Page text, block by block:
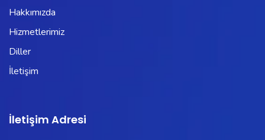
Hakkımızda
Hizmetlerimiz
Diller
İletişim
İletişim Adresi